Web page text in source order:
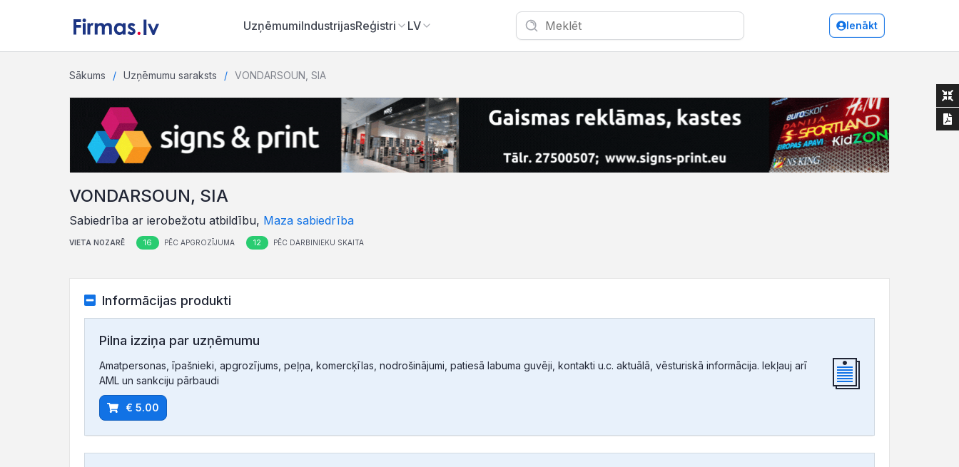
UzņēmumiIndustrijasReģistri LV Ienākt
Sākums Uzņēmumu saraksts VONDARSOUN, SIA
VONDARSOUN, SIA
Sabiedrība ar ierobežotu atbildību, Maza sabiedrība
VIETA NOZARĒ 16 PĒC APGROZĪJUMA 12 PĒC DARBINIEKU SKAITA
Informācijas produkti
Pilna izziņa par uzņēmumu
Amatpersonas, īpašnieki, apgrozījums, peļņa, komercķīlas, nodrošinājumi, patiesā labuma guvēji, kontakti u.c. aktuālā, vēsturiskā informācija. Iekļauj arī
AML un sankciju pārbaudi
€ 5.00